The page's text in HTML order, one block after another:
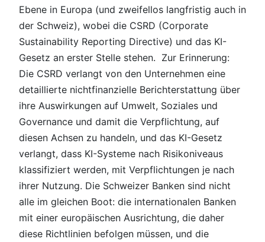
Ebene in Europa (und zweifellos langfristig auch in
der Schweiz), wobei die CSRD (Corporate
Sustainability Reporting Directive) und das KI-
Gesetz an erster Stelle stehen. Zur Erinnerung:
Die CSRD verlangt von den Unternehmen eine
detaillierte nichtfinanzielle Berichterstattung über
ihre Auswirkungen auf Umwelt, Soziales und
Governance und damit die Verpflichtung, auf
diesen Achsen zu handeln, und das KI-Gesetz
verlangt, dass KI-Systeme nach Risikoniveaus
klassifiziert werden, mit Verpflichtungen je nach
ihrer Nutzung. Die Schweizer Banken sind nicht
alle im gleichen Boot: die internationalen Banken
mit einer europäischen Ausrichtung, die daher
diese Richtlinien befolgen müssen, und die